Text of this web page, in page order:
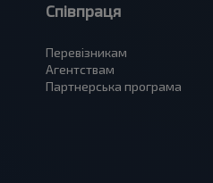
Співпраця
Перевізникам
Агентствам
Партнерська програма